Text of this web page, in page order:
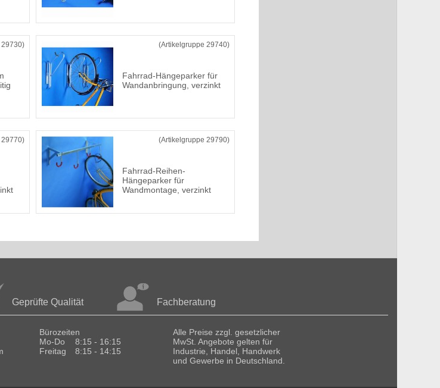
(Artikelgruppe 29740)
Fahrrad-Hängeparker für
Wandanbringung, verzinkt
(Artikelgruppe 29790)
Fahrrad-Reihen-
Hängeparker für
Wandmontage, verzinkt
Geprüfte Qualität Fachberatung
Bürozeiten
Mo-Do
8:15 - 16:15
Freitag
8:15 - 14:15
Alle Preise zzgl. gesetzlicher
MwSt. Angebote gelten für
Industrie, Handel, Handwerk
und Gewerbe in Deutschland.